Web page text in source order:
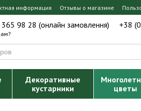
информация Отзывы о магазине
98 28 (онлайн замовлення) +38
Декоративные
кустарники
цветы